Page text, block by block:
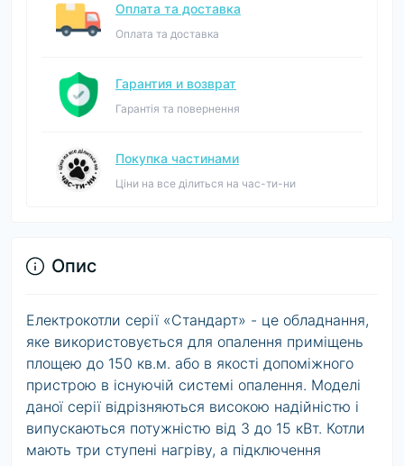
Оплата та доставка
Оплата та доставка
Гарантия и возврат
Гарантія та повернення
Покупка частинами
Ціни на все ділиться на час-ти-ни
Опис
Електрокотли серії «Стандарт» - це обладнання,
яке використовується для опалення приміщень
площею до 150 кв.м. або в якості допоміжного
пристрою в існуючій системі опалення. Моделі
даної серії відрізняються високою надійністю і
випускаються потужністю від 3 до 15 кВт. Котли
мають три ступені нагріву, а підключення